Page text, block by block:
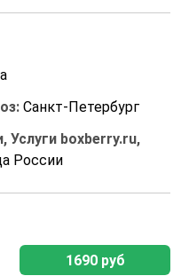
Санкт-Петербург
boxberry.ru,
России
1690 руб